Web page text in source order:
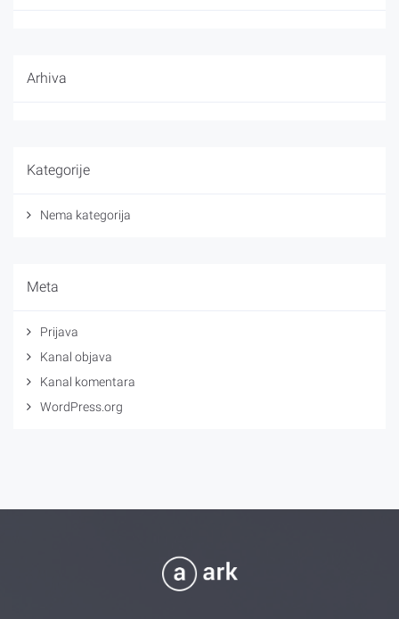
Arhiva
Kategorije
Nema kategorija
Meta
Prijava
Kanal objava
Kanal komentara
WordPress.org